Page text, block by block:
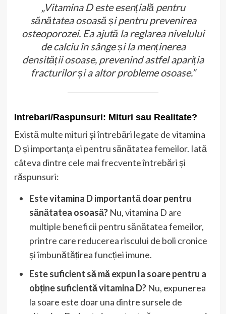
„Vitamina D este esențială pentru
sănătatea osoasă și pentru prevenirea
osteoporozei. Ea ajută la reglarea nivelului
de calciu în sânge și la menținerea
densității osoase, prevenind astfel apariția
fracturilor și a altor probleme osoase.”
Intrebari/Raspunsuri: Mituri sau Realitate?
Există multe mituri și întrebări legate de vitamina
D și importanța ei pentru sănătatea femeilor. Iată
câteva dintre cele mai frecvente întrebări și
răspunsuri:
Este vitamina D importantă doar pentru
sănătatea osoasă?Nu, vitamina D are
multiple beneficii pentru sănătatea femeilor,
printre care reducerea riscului de boli cronice
și îmbunătățirea funcției imune.
Este suficient să mă expun la soare pentru a
obține suficientă vitamina D?Nu, expunerea
la soare este doar una dintre sursele de